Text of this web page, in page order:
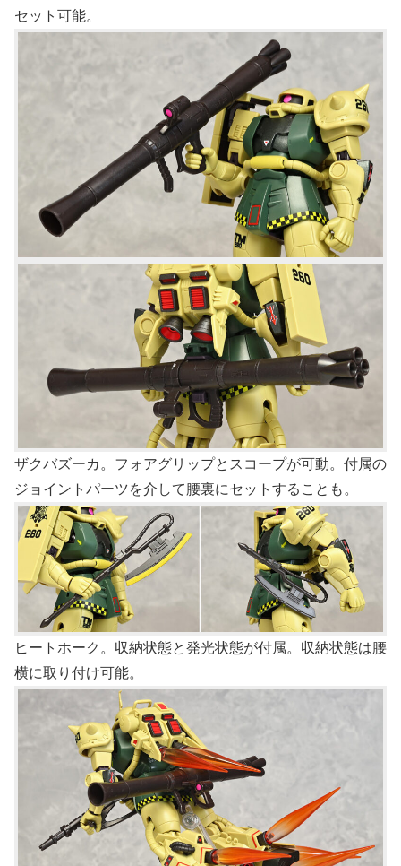
セット可能。
ザクバズーカ。フォアグリップとスコープが可動。付属の
ジョイントパーツを介して腰裏にセットすることも。
ヒートホーク。収納状態と発光状態が付属。収納状態は腰
横に取り付け可能。